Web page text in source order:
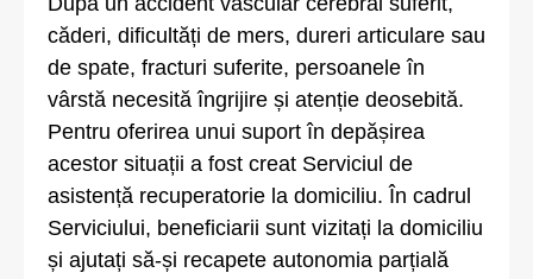
căderi, dificultăți de mers, dureri articulare sau
de spate, fracturi suferite, persoanele în
vârstă necesită îngrijire și atenție deosebită.
Pentru oferirea unui suport în depășirea
acestor situații a fost creat Serviciul de
asistență recuperatorie la domiciliu. În cadrul
Serviciului, beneficiarii sunt vizitați la domiciliu
și ajutați să-și recapete autonomia parțială